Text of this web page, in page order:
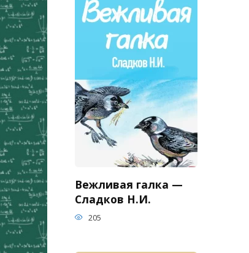
Вежливая галка —
Сладков Н.И.
205